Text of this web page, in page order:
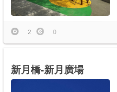
2 0
新月橋-新月廣場